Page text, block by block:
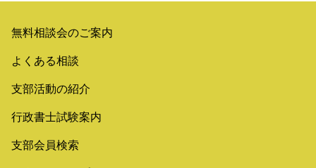
無料相談会のご案内
よくある相談
支部活動の紹介
行政書士試験案内
支部会員検索